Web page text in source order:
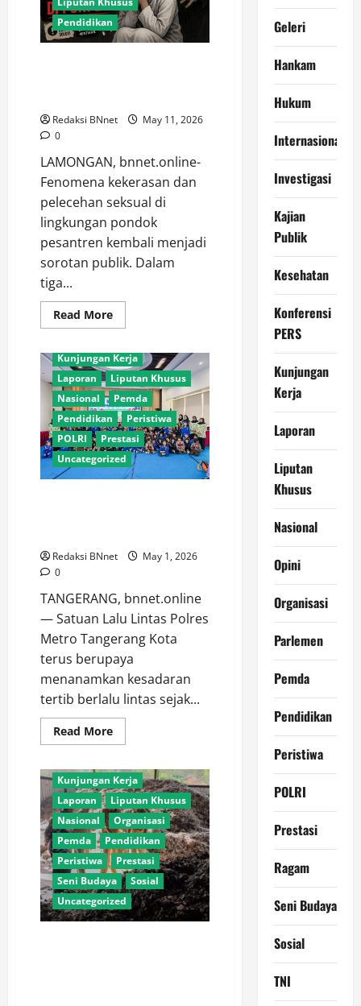
KORMI
Kab.
Tangerang
Jaga
Pendidikan
Redaksi BNnet
May 11, 2026
0
LAMONGAN, bnnet.online-
Fenomena kekerasan dan
pelecehan seksual di
lingkungan pondok
pesantren kembali menjadi
sorotan publik. Dalam
tiga...
Read MoreRead
more
Krisis
Kekerasan
Seksual
di
Pondok
Pesantren
Indonesia
Adventorial
Agro
Agro Sektor
Bela Negara
Daerah
Kajian Publik
Kunjungan Kerja
Laporan
Liputan Khusus
Nasional
Pemda
Pendidikan
Peristiwa
POLRI
Prestasi
Uncategorized
Redaksi BNnet
May 1, 2026
0
TANGERANG, bnnet.online
— Satuan Lalu Lintas Polres
Metro Tangerang Kota
terus berupaya
menanamkan kesadaran
tertib berlalu lintas sejak...
Read MoreRead
more
Sejak
Usia
Dini,
Polres
Metro
Tangerang
Kota
Ajak
Anak
TK
Tertib
Berlalu
Lintas
Adventorial
Agro
Agro Sektor
Bela Negara
Daerah
Geleri
Internasional
Kunjungan Kerja
Laporan
Liputan Khusus
Nasional
Organisasi
Pemda
Pendidikan
Peristiwa
Prestasi
Seni Budaya
Sosial
Uncategorized
Geleri
Hankam
Hukum
Internasional
Investigasi
Kajian
Publik
Kesehatan
Konferensi
PERS
Kunjungan
Kerja
Laporan
Liputan
Khusus
Nasional
Opini
Organisasi
Parlemen
Pemda
Pendidikan
Peristiwa
POLRI
Prestasi
Ragam
Seni Budaya
Sosial
TNI